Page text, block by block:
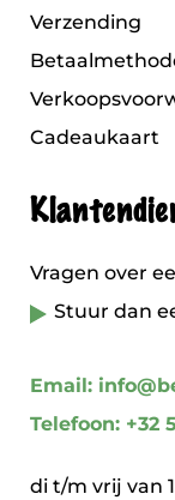
Verzending
Cadeaukaart
Vragen over
Stuur dan
Email:
Telefoon: +32
di t/m vrij van